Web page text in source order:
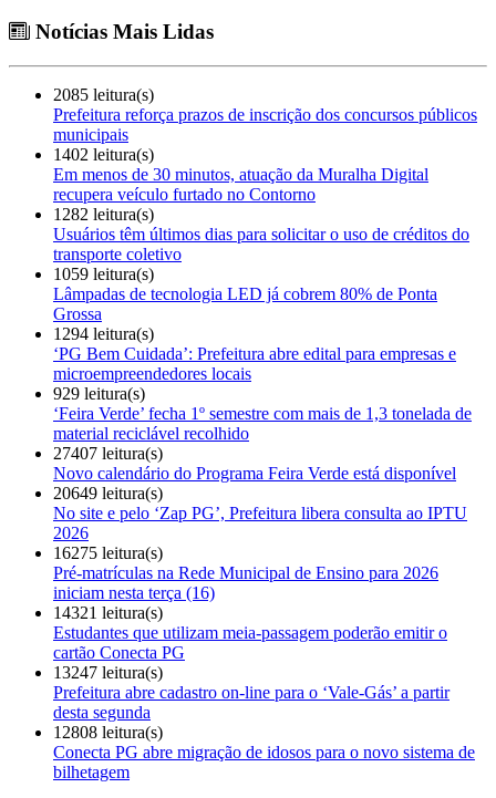
Notícias Mais Lidas
2085 leitura(s)
Prefeitura reforça prazos de inscrição dos concursos públicos
municipais
1402 leitura(s)
Em menos de 30 minutos, atuação da Muralha Digital
recupera veículo furtado no Contorno
1282 leitura(s)
Usuários têm últimos dias para solicitar o uso de créditos do
transporte coletivo
1059 leitura(s)
Lâmpadas de tecnologia LED já cobrem 80% de Ponta
Grossa
1294 leitura(s)
‘PG Bem Cuidada’: Prefeitura abre edital para empresas e
microempreendedores locais
929 leitura(s)
‘Feira Verde’ fecha 1º semestre com mais de 1,3 tonelada de
material reciclável recolhido
27407 leitura(s)
Novo calendário do Programa Feira Verde está disponível
20649 leitura(s)
No site e pelo ‘Zap PG’, Prefeitura libera consulta ao IPTU
2026
16275 leitura(s)
Pré-matrículas na Rede Municipal de Ensino para 2026
iniciam nesta terça (16)
14321 leitura(s)
Estudantes que utilizam meia-passagem poderão emitir o
cartão Conecta PG
13247 leitura(s)
Prefeitura abre cadastro on-line para o ‘Vale-Gás’ a partir
desta segunda
12808 leitura(s)
Conecta PG abre migração de idosos para o novo sistema de
bilhetagem